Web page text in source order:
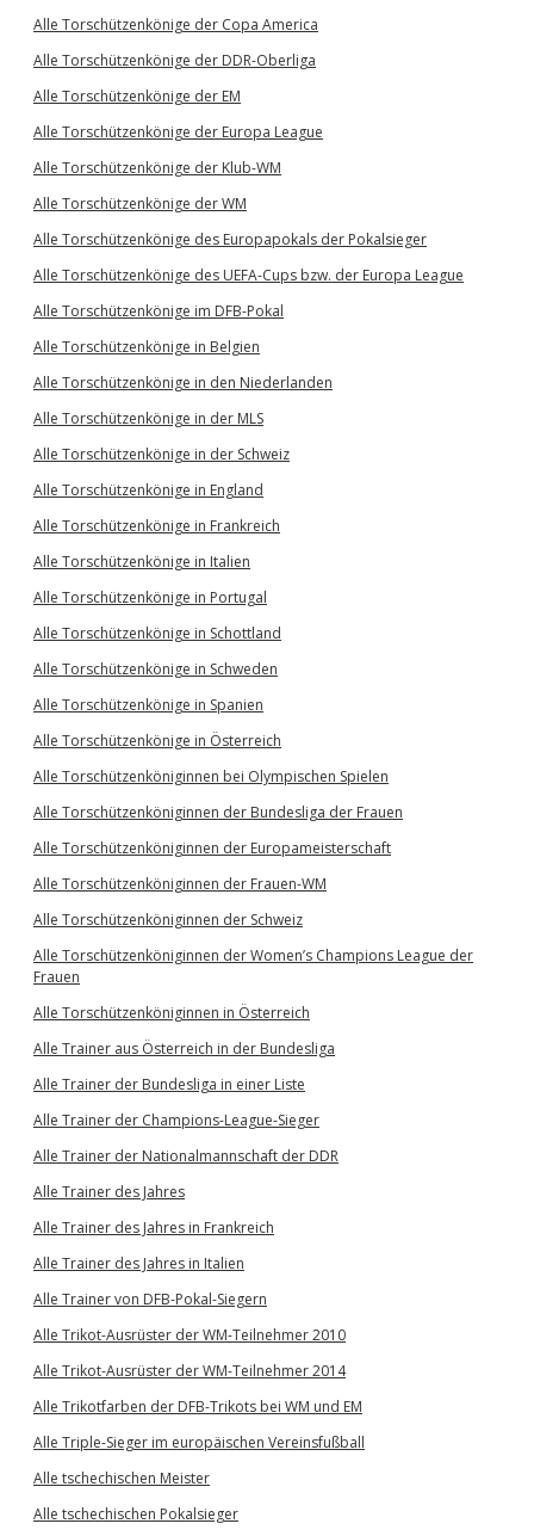
Alle Torschützenkönige der Copa America
Alle Torschützenkönige der DDR-Oberliga
Alle Torschützenkönige der EM
Alle Torschützenkönige der Europa League
Alle Torschützenkönige der Klub-WM
Alle Torschützenkönige der WM
Alle Torschützenkönige des Europapokals der Pokalsieger
Alle Torschützenkönige des UEFA-Cups bzw. der Europa League
Alle Torschützenkönige im DFB-Pokal
Alle Torschützenkönige in Belgien
Alle Torschützenkönige in den Niederlanden
Alle Torschützenkönige in der MLS
Alle Torschützenkönige in der Schweiz
Alle Torschützenkönige in England
Alle Torschützenkönige in Frankreich
Alle Torschützenkönige in Italien
Alle Torschützenkönige in Portugal
Alle Torschützenkönige in Schottland
Alle Torschützenkönige in Schweden
Alle Torschützenkönige in Spanien
Alle Torschützenkönige in Österreich
Alle Torschützenköniginnen bei Olympischen Spielen
Alle Torschützenköniginnen der Bundesliga der Frauen
Alle Torschützenköniginnen der Europameisterschaft
Alle Torschützenköniginnen der Frauen-WM
Alle Torschützenköniginnen der Schweiz
Alle Torschützenköniginnen der Women’s Champions League der
Frauen
Alle Torschützenköniginnen in Österreich
Alle Trainer aus Österreich in der Bundesliga
Alle Trainer der Bundesliga in einer Liste
Alle Trainer der Champions-League-Sieger
Alle Trainer der Nationalmannschaft der DDR
Alle Trainer des Jahres
Alle Trainer des Jahres in Frankreich
Alle Trainer des Jahres in Italien
Alle Trainer von DFB-Pokal-Siegern
Alle Trikot-Ausrüster der WM-Teilnehmer 2010
Alle Trikot-Ausrüster der WM-Teilnehmer 2014
Alle Trikotfarben der DFB-Trikots bei WM und EM
Alle Triple-Sieger im europäischen Vereinsfußball
Alle tschechischen Meister
Alle tschechischen Pokalsieger